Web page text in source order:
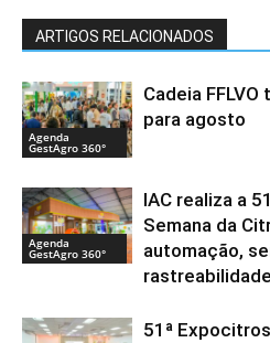
ARTIGOS RELACIONADOS
Agenda
GestAgro 360°
Cadeia
para agosto
Agenda
GestAgro 360°
IAC realiza a
Semana da
automação,
51ª